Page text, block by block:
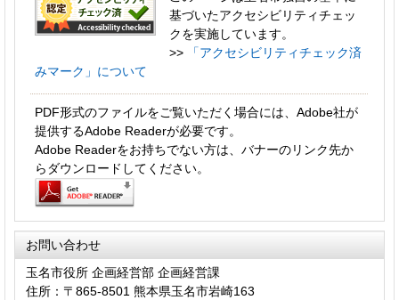
基づいたアクセシビリティチェッ
クを実施しています。
>>
「アクセシビリティチェック済
みマーク」について
PDF形式のファイルをご覧いただく場合には、Adobe社が
提供するAdobe Readerが必要です。
Adobe Readerをお持ちでない方は、バナーのリンク先か
らダウンロードしてください。
お問い合わせ
玉名市役所 企画経営部 企画経営課
住所：〒865-8501 熊本県玉名市岩崎163